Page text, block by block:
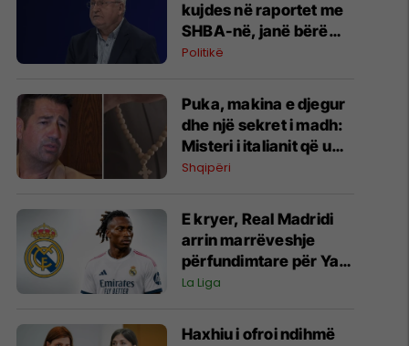
kujdes në raportet me
SHBA-në, janë bërë
gabime që kanë
Politikë
Puka, makina e djegur
dhe një sekret i madh:
Misteri i italianit që u
kthye nga “varri”
Shqipëri
E kryer, Real Madridi
arrin marrëveshje
përfundimtare për Yan
Diomand - mbi 100
transferimi
La Liga
Haxhiu i ofroi ndihmë